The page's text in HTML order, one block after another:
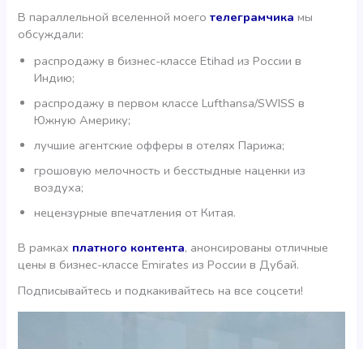
В параллельной вселенной моеготелеграмчика мы
обсуждали:
распродажу в бизнес-классе Etihad из России в
Индию;
распродажу в первом классе Lufthansa/SWISS в
Южную Америку;
лучшие агентские офферы в отелях Парижа;
грошовую мелочность и бесстыдные наценки из
воздуха;
нецензурные впечатления от Китая.
В рамках платного контента, анонсированы отличные
цены в бизнес-классе Emirates из России в Дубай.
Подписывайтесь и подкакивайтесь на все соцсети!